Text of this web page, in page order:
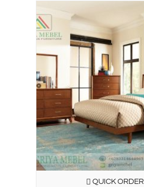
QUICK ORDER